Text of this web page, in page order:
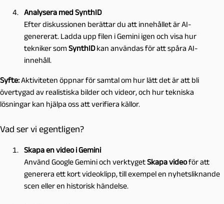
Analysera med SynthID
Efter diskussionen berättar du att innehållet är AI-
genererat. Ladda upp filen i Gemini igen och visa hur
tekniker somSynthIDkan användas för att spåra AI-
innehåll.
Syfte:Aktiviteten öppnar för samtal om hur lätt det är att bli
övertygad av realistiska bilder och videor, och hur tekniska
lösningar kan hjälpa oss att verifiera källor.
Vad ser vi egentligen?
Skapa en video i Gemini
Använd Google Gemini och verktygetSkapa videoför att
generera ett kort videoklipp, till exempel en nyhetsliknande
scen eller en historisk händelse.